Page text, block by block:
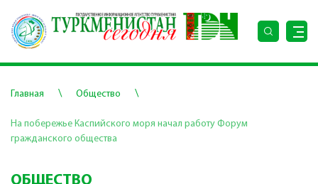
Главная \ Общество \
На побережье Каспийского моря начал работу Форум
гражданского общества